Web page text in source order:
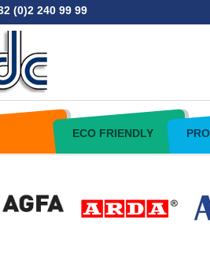
(0)2 240 99 99
ECO FRIENDLY